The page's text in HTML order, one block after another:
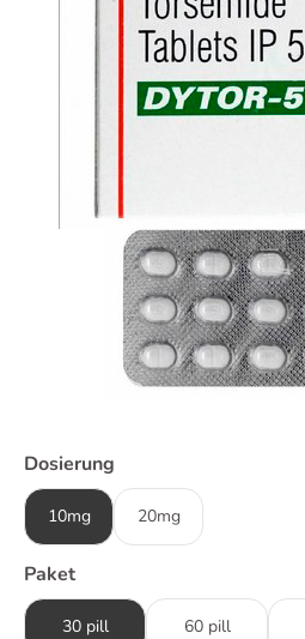
Dosierung
10mg 20mg
Paket
30 pill 60 pill